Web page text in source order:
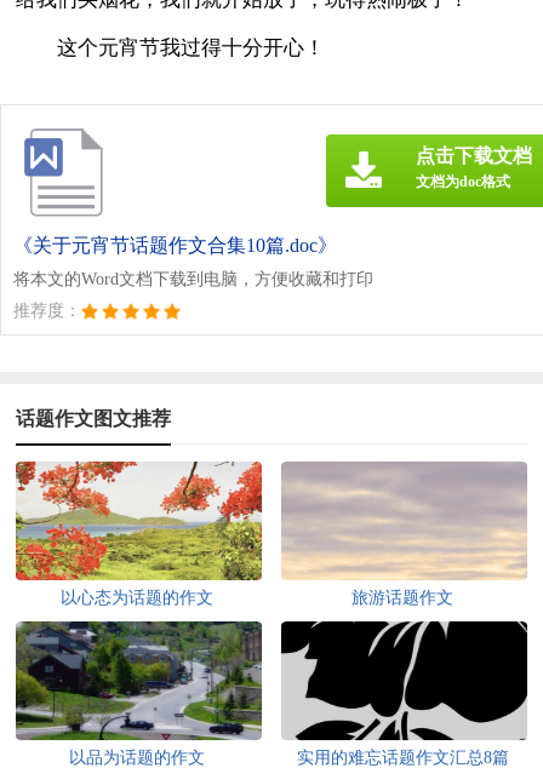
这个元宵节我过得十分开心！
《关于元宵节话题作文合集10篇.doc》
将本文的Word文档下载到电脑，方便收藏和打印
推荐度：
点击下载文档
文档为doc格式
话题作文图文推荐
以心态为话题的作文 旅游话题作文
以品为话题的作文 实用的难忘话题作文汇总8篇